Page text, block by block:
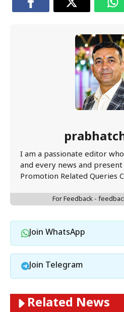
I am a passionate editor
and every news and
Promotion Related Queries
For Feedback -
Join WhatsApp
Join Telegram
Related News